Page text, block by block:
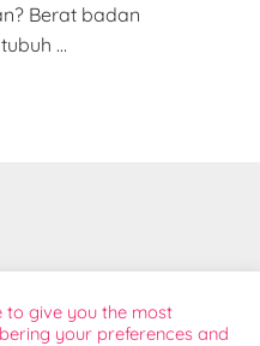
Berat badan
…
to give you the most
your preferences and